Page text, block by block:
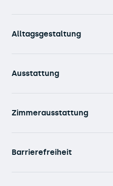
Alltagsgestaltung
Ausstattung
Zimmerausstattung
Barrierefreiheit